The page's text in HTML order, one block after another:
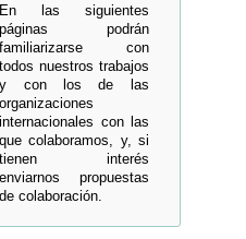
En las siguientes
páginas podrán
familiarizarse con
todos nuestros trabajos
y con los de las
organizaciones
internacionales con las
que colaboramos, y, si
tienen interés
enviarnos propuestas
de colaboración.